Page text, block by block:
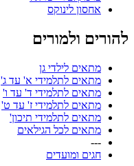
אחסון לינוקס
להורים ולמורים
מתאים לילדי גן
מתאים לתלמידי א' עד ג'
מתאים לתלמידי ד' עד ו'
מתאים לתלמידי ז' עד ט'
מתאים לתלמידי תיכון'
מתאים לכל הגילאים
---
חגים ומועדים